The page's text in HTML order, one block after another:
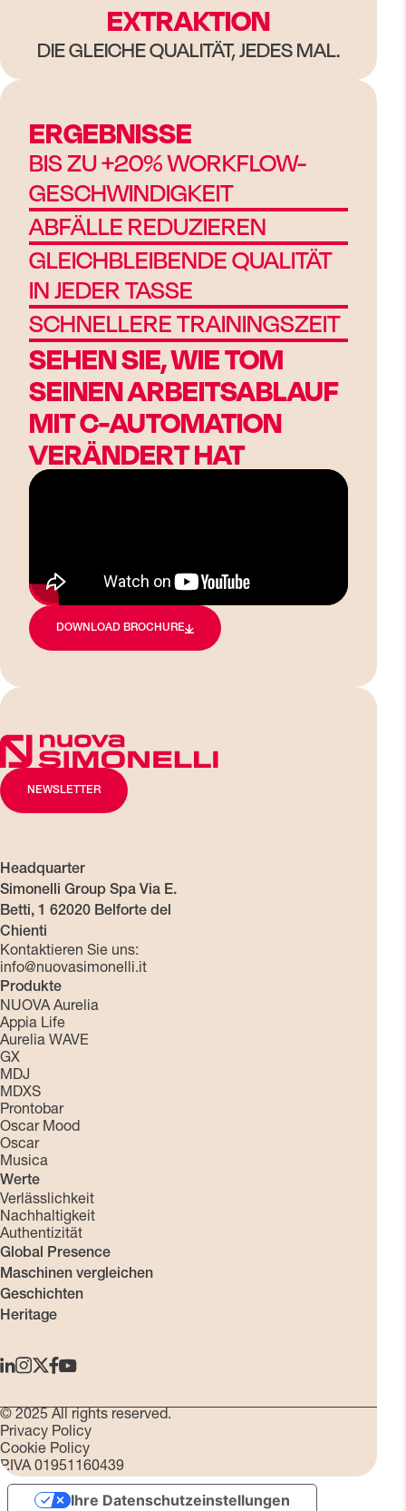
EXTRAKTION
DIE GLEICHE QUALITÄT, JEDES MAL.
ERGEBNISSE
BIS ZU +20% WORKFLOW-
GESCHWINDIGKEIT
ABFÄLLE REDUZIEREN
GLEICHBLEIBENDE QUALITÄT
IN JEDER TASSE
SCHNELLERE TRAININGSZEIT
DOWNLOAD BROCHURE
SEHEN SIE, WIE TOM
SEINEN ARBEITSABLAUF
MIT C-AUTOMATION
VERÄNDERT HAT
NEWSLETTER
Headquarter
Simonelli Group Spa Via E.
Betti, 1 62020 Belforte del
Chienti
Kontaktieren Sie uns:
info@nuovasimonelli.it
Produkte
NUOVA Aurelia
Appia Life
Aurelia WAVE
GX
MDJ
MDXS
Prontobar
Oscar Mood
Oscar
Musica
Werte
Verlässlichkeit
Nachhaltigkeit
Authentizität
Global Presence
Maschinen vergleichen
Geschichten
Heritage
© 2025 All rights reserved.
Privacy Policy
Cookie Policy
P.IVA 01951160439
Ihre Datenschutzeinstellungen